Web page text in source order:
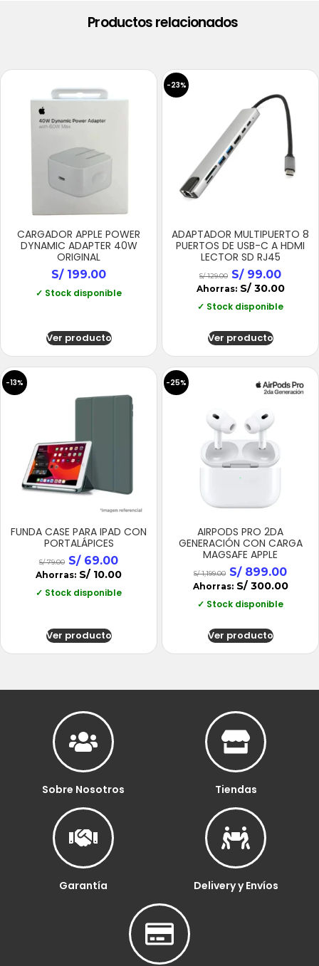
Productos relacionados
CARGADOR APPLE POWER
DYNAMIC ADAPTER 40W
ORIGINAL
S/199.00
✓ Stock disponible
Ver producto
-23%
ADAPTADOR MULTIPUERTO 8
PUERTOS DE USB-C A HDMI
LECTOR SD RJ45
S/129.00 S/99.00
Ahorras: S/30.00
✓ Stock disponible
Ver producto
-13%
FUNDA CASE PARA IPAD CON
PORTALÁPICES
S/79.00 S/69.00
Ahorras: S/ 10.00
✓ Stock disponible
Ver producto
-25%
AIRPODS PRO 2DA
GENERACIÓN CON CARGA
MAGSAFE APPLE
S/1,199.00 S/899.00
Ahorras: S/300.00
✓ Stock disponible
Ver producto
Sobre Nosotros Tiendas
Garantía Delivery y Envíos